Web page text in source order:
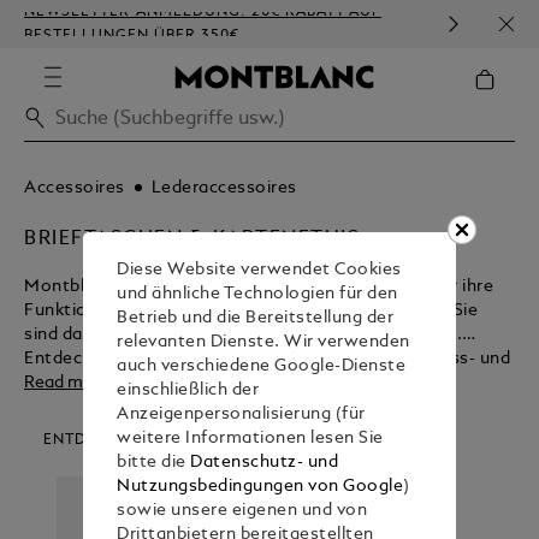
NEWSLETTER-ANMELDUNG: 20€ RABATT AUF
BESTELLUNGEN ÜBER 350€
Accessoires Lederaccessoires
BRIEFTASCHEN & KARTENETUIS
Montblanc Brieftaschen und Kartenetuis gehen über ihre
Funktion hinaus und verkörpern zeitlose Schönheit. Sie
sind das ultimative Design für moderne Berufstätige.
Entdecken Sie die vielfältigen Vorteile dieses Business- und
Reisezubehörs, bevor Sie die Produkte im Montblanc Shop
Read more
ENTDECKEN SIE UNSERE KATEGORIEN
Diese Website verwendet Cookies
und ähnliche Technologien für den
Betrieb und die Bereitstellung der
relevanten Dienste. Wir verwenden
auch verschiedene Google-Dienste
einschließlich der
Anzeigenpersonalisierung (für
weitere Informationen lesen Sie
bitte die Datenschutz- und
Nutzungsbedingungen von Google)
sowie unsere eigenen und von
Drittanbietern bereitgestellten